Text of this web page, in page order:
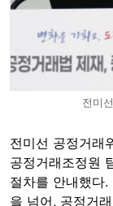
전미
전미선 공정거래
공정거래조정원
절차를 안내했다
을 넘어, 공정거